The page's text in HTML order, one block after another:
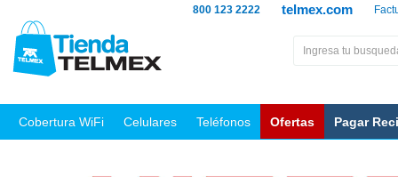
telmex.com
800 123 2222
Cobertura WiFi Celulares Teléfonos Ofertas Pagar